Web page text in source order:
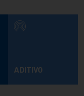
ADITIVO